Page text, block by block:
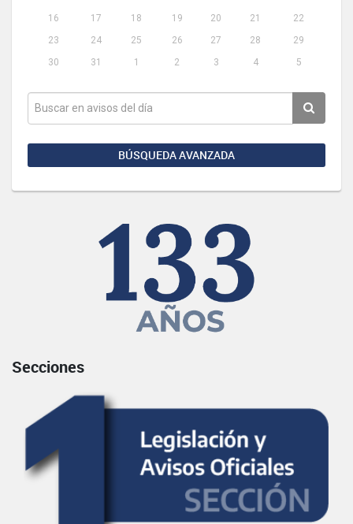
16
17 18 19 20 21
22
23
24 25 26 27 28
29
30
31 1 2 3 4 5
BÚSQUEDA AVANZADA
Secciones